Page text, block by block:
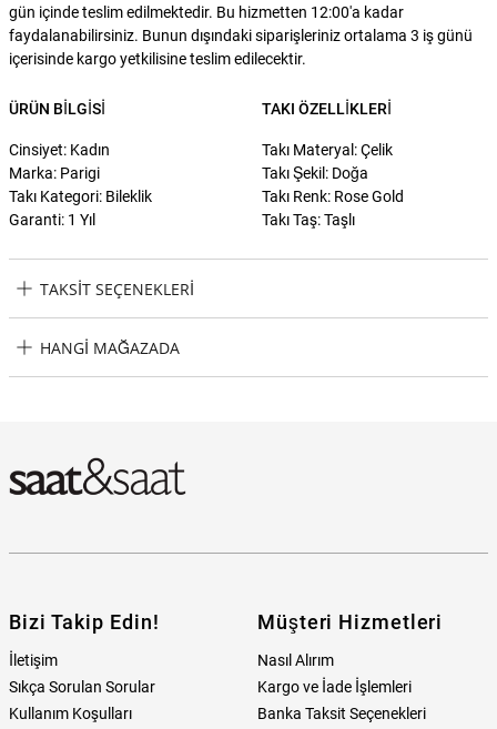
gün içinde teslim edilmektedir. Bu hizmetten 12:00'a kadar
faydalanabilirsiniz. Bunun dışındaki siparişleriniz ortalama 3 iş günü
içerisinde kargo yetkilisine teslim edilecektir.
ÜRÜN BILGISI
Cinsiyet: Kadın
Marka: Parigi
Takı Kategori: Bileklik
Garanti: 1 Yıl
TAKI ÖZELLIKLERI
Takı Materyal: Çelik
Takı Şekil: Doğa
Takı Renk: Rose Gold
Takı Taş: Taşlı
TAKSIT SEÇENEKLERI
HANGI MAĞAZADA
Bizi Takip Edin!
İletişim
Sıkça Sorulan Sorular
Kullanım Koşulları
Müşteri Hizmetleri
Nasıl Alırım
Kargo ve İade İşlemleri
Banka Taksit Seçenekleri